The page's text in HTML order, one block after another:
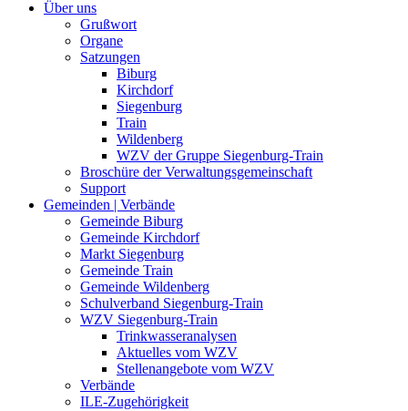
Über uns
Grußwort
Organe
Satzungen
Biburg
Kirchdorf
Siegenburg
Train
Wildenberg
WZV der Gruppe Siegenburg-Train
Broschüre der Verwaltungsgemeinschaft
Support
Gemeinden | Verbände
Gemeinde Biburg
Gemeinde Kirchdorf
Markt Siegenburg
Gemeinde Train
Gemeinde Wildenberg
Schulverband Siegenburg-Train
WZV Siegenburg-Train
Trinkwasseranalysen
Aktuelles vom WZV
Stellenangebote vom WZV
Verbände
ILE-Zugehörigkeit